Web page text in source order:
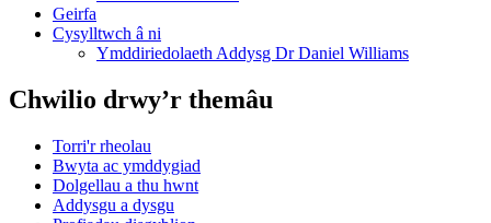
Geirfa
Cysylltwch â ni
​Ymddiriedolaeth Addysg Dr Daniel Williams
Chwilio drwy’r themâu
Torri'r rheolau
Bwyta ac ymddygiad
Dolgellau a thu hwnt
Addysgu a dysgu